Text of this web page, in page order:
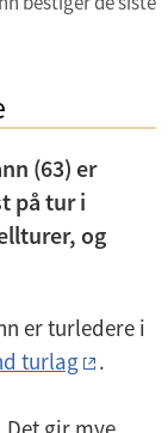
(63) er
på tur i
og
er turledere i
turlag
.